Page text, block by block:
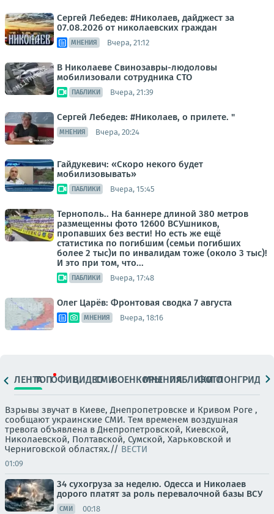
Сергей Лебедев: #Николаев, дайджест за
07.08.2026 от николаевских граждан
МНЕНИЯ Вчера, 21:12
В Николаеве Свинозавры-людоловы
мобилизовали сотрудника СТО
ПАБЛИКИ Вчера, 21:39
Сергей Лебедев: #Николаев, о прилете. "
МНЕНИЯ Вчера, 20:24
Гайдукевич: «Скоро некого будет
мобилизовывать»
ПАБЛИКИ Вчера, 15:45
Тернополь.. На баннере длиной 380 метров
размещенны фото 12600 ВСУшников,
пропавших без вести! Но есть же ещё
статистика по погибшим (семьи погибших
более 2 тыс)и по инвалидам тоже (около 3 тыс)!
И это при том, что...
ПАБЛИКИ Вчера, 17:48
Олег Царёв: Фронтовая сводка 7 августа
МНЕНИЯ Вчера, 18:16
ЛЕНТАТОПОФИЦ.ВИДЕОСМИВОЕНКОРЫМНЕНИЯПАБЛИКИ
ФОТОЛОНГРИДЫ
Взрывы звучат в Киеве, Днепропетровске и Кривом Роге ,
сообщают украинские СМИ. Тем временем воздушная
тревога объявлена в Днепропетровской, Киевской,
Николаевской, Полтавской, Сумской, Харьковской и
Черниговской областях.// ВЕСТИ
01:09
34 сухогруза за неделю. Одесса и Николаев
дорого платят за роль перевалочной базы ВСУ
СМИ 00:18